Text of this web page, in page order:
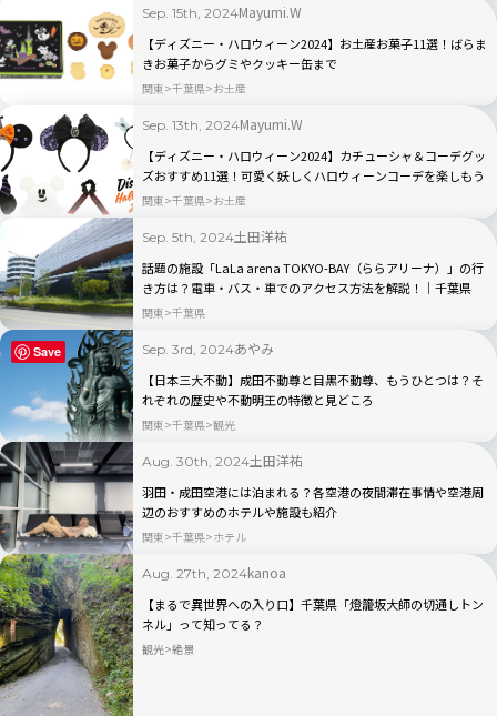
Sep. 15th, 2024Mayumi.W
【ディズニー・ハロウィーン2024】お土産お菓子11選！ばらま
きお菓子からグミやクッキー缶まで
関東 千葉県 お土産
Sep. 13th, 2024Mayumi.W
【ディズニー・ハロウィーン2024】カチューシャ＆コーデグッ
ズおすすめ11選！可愛く妖しくハロウィーンコーデを楽しもう
関東 千葉県 お土産
Sep. 5th, 2024土田洋祐
話題の施設「LaLa arena TOKYO-BAY（ららアリーナ）」の行
き方は？電車・バス・車でのアクセス方法を解説！│千葉県
関東 千葉県
Sep. 3rd, 2024あやみ
【日本三大不動】成田不動尊と目黒不動尊、もうひとつは？そ
れぞれの歴史や不動明王の特徴と見どころ
関東 千葉県 観光
Aug. 30th, 2024土田洋祐
羽田・成田空港には泊まれる？各空港の夜間滞在事情や空港周
辺のおすすめのホテルや施設も紹介
関東 千葉県 ホテル
Aug. 27th, 2024kanoa
【まるで異世界への入り口】千葉県「燈籠坂大師の切通しトン
ネル」って知ってる？
観光 絶景
Save